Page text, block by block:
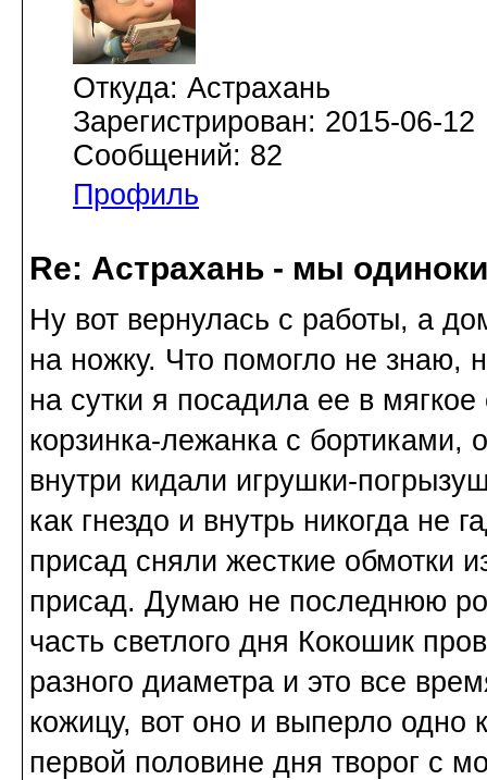
Откуда: Астрахань
Зарегистрирован: 2015-06-12
Сообщений: 82
Профиль
Re: Астрахань - мы
Ну вот вернулась с работы, а
на ножку. Что помогло не знаю,
на сутки я посадила ее в
корзинка-лежанка с бортиками,
внутри кидали игрушки-
как гнездо и внутрь никогда не
присад сняли жесткие обмотки
присад. Думаю не последнюю
часть светлого дня Кокошик
разного диаметра и это все
кожицу, вот оно и выперло одно
первой половине дня творог с